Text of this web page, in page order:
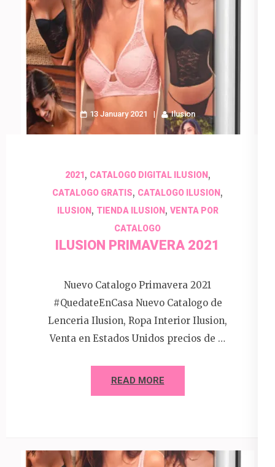
13 January 2021 Ilusion
2021, CATALOGO DIGITAL ILUSION,
CATALOGO GRATIS, CATALOGO ILUSION,
ILUSION, TIENDA ILUSION, VENTA POR
CATALOGO
ILUSION PRIMAVERA 2021
Nuevo Catalogo Primavera 2021
#QuedateEnCasa Nuevo Catalogo de
Lenceria Ilusion, Ropa Interior Ilusion,
Venta en Estados Unidos precios de …
READ MORE